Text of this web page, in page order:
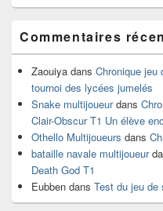
Commentaires
Zaouiya dans Chronique
tournoi des lycées jumelés
Snake multijoueurdans
Clair-Obscur T1 Un élève
Othello Multijoueurs dans
bataille navale multijoueur
Death God T1
Eubben dans Test du jeu de